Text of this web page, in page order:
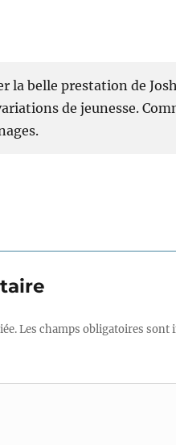
la belle prestation de
de jeunesse.
Les champs obligatoires sont